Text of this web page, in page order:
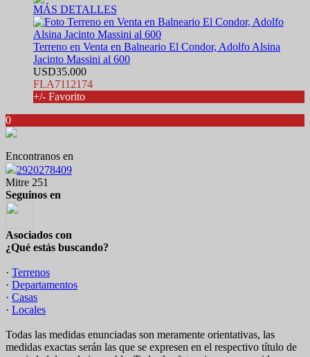
MÁS DETALLES
Terreno en Venta en Balneario El Condor, Adolfo Alsina
Jacinto Massini al 600
USD35.000
FLA7112174
+/- Favorito
0
Encontranos en
2920278409
Mitre 251
Seguinos en
Asociados con
¿Qué estás buscando?
· Terrenos
· Departamentos
· Casas
· Locales
Todas las medidas enunciadas son meramente orientativas, las
medidas exactas serán las que se expresen en el respectivo título de